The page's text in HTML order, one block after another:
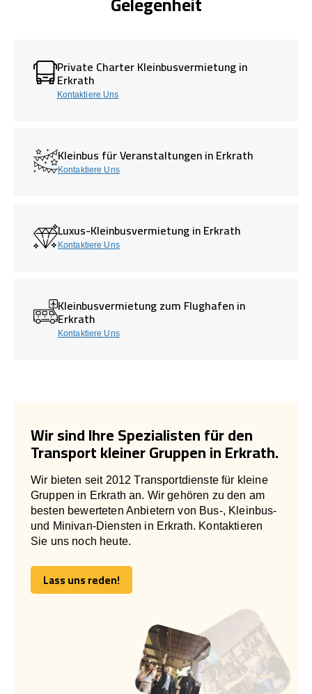
Private Charter Kleinbusvermietung in
Erkrath
Kontaktiere Uns
Kleinbus für Veranstaltungen in Erkrath
Kontaktiere Uns
Luxus-Kleinbusvermietung in Erkrath
Kontaktiere Uns
Kleinbusvermietung zum Flughafen in
Erkrath
Kontaktiere Uns
Wir sind Ihre Spezialisten für den
Transport kleiner Gruppen in Erkrath.
Wir bieten seit 2012 Transportdienste für kleine
Gruppen in Erkrath an. Wir gehören zu den am
besten bewerteten Anbietern von Bus-, Kleinbus-
und Minivan-Diensten in Erkrath. Kontaktieren
Sie uns noch heute.
Lass uns reden!
Lass uns reden!